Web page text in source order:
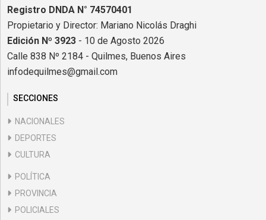
Registro DNDA N° 74570401
Propietario y Director: Mariano Nicolás Draghi
Edición Nº 3923 - 10 de Agosto 2026
Calle 838 Nº 2184 - Quilmes, Buenos Aires
infodequilmes@gmail.com
SECCIONES
NACIONALES
DEPORTES
CULTURA
POLÍTICA
PROVINCIA
POLICIALES